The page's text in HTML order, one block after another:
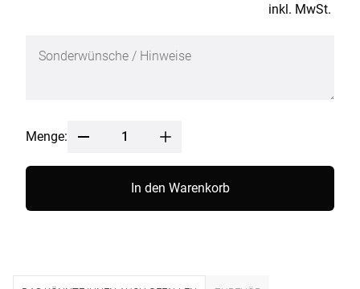
inkl. MwSt.
Menge:
In den Warenkorb